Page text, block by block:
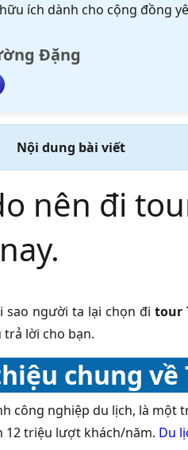
ích dành cho cộng đồng
Đặng
Nội dung bài viết
nên đi
sao người ta lại chọn đi tour
trả lời cho bạn.
chung về
công nghiệp du lịch, là
triệu lượt khách/năm. Du